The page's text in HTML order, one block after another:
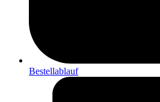
Bestellablauf